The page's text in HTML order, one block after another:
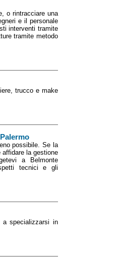
o rintracciare una
e il personale
interventi tramite
tramite metodo
trucco e make
possibile. Se la
la gestione
a Belmonte
tecnici e gli
a specializzarsi in